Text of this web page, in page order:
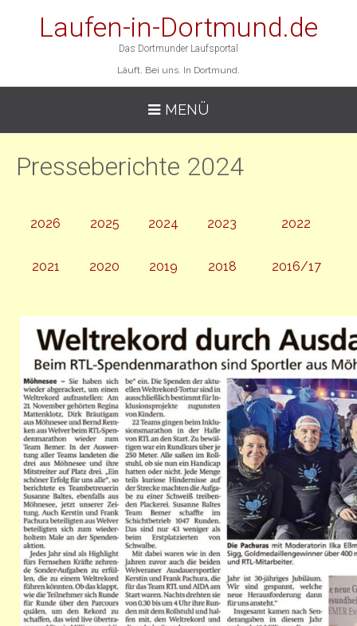
Laufen-in-Dortmund.de
Das Dortmunder Laufsportal
Läuft. Bei uns. In Dortmund.
MENÜ
Presseberichte 2024
2026 2025 2024 2023 2022
2021 2020 2019 2018 2016/17